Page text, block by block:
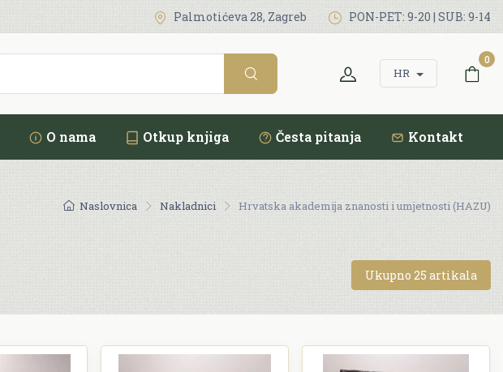
Palmotićeva 28, Zagreb PON-PET: 9-20 | SUB: 9-14
HR
0
O nama Otkup knjiga Česta pitanja Kontakt
Naslovnica Nakladnici Hrvatska akademija znanosti i umjetnosti (HAZU)
Ukupno 25 artikala